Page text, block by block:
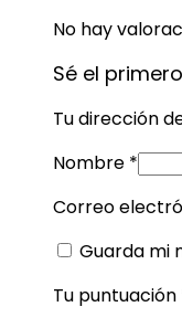
No hay
Sé el
Tu dirección
Nombre *
Correo
Guarda mi
Tu puntuación